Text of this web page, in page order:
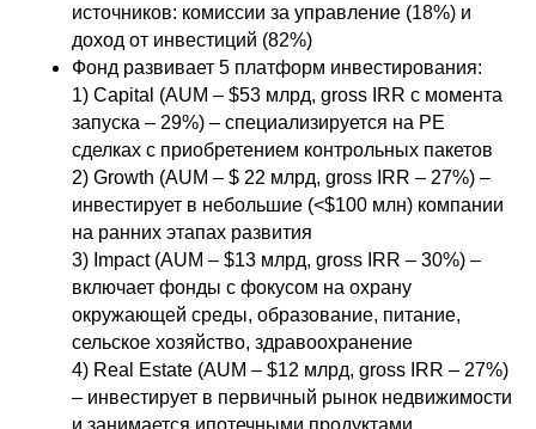
источников: комиссии за управление (18%) и
доход от инвестиций (82%)
Фонд развивает 5 платформ инвестирования:
1) Capital (AUM – $53 млрд, gross IRR с момента
запуска – 29%) – специализируется на PE
сделках с приобретением контрольных пакетов
2) Growth (AUM – $ 22 млрд, gross IRR – 27%) –
инвестирует в небольшие (<$100 млн) компании
на ранних этапах развития
3) Impact (AUM – $13 млрд, gross IRR – 30%) –
включает фонды с фокусом на охрану
окружающей среды, образование, питание,
сельское хозяйство, здравоохранение
4) Real Estate (AUM – $12 млрд, gross IRR – 27%)
– инвестирует в первичный рынок недвижимости
и занимается ипотечными продуктами